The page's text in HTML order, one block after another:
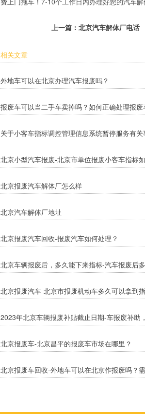
上一篇： 北京汽车解体厂电话
相关文章
外地车可以在北京办理汽车报废吗？
报废车可以当二手车卖掉吗？如何正确处理报废
关于小客车指标调控管理信息系统暂停服务有
北京小型汽车报废-北京市单位报废小客车指标
北京报废汽车解体厂怎么样
北京汽车解体厂地址
北京报废汽车回收-报废汽车如何处理？
北京车辆报废后，多久能下来指标-汽车报废后
北京报废汽车-北京市报废机动车多久可以拿到
2023年北京车辆报废补贴截止日期-车报废补助
北京报废车-北京昌平的报废车市场在哪里？
北京报废车回收-外地车可以在北京作报废吗？